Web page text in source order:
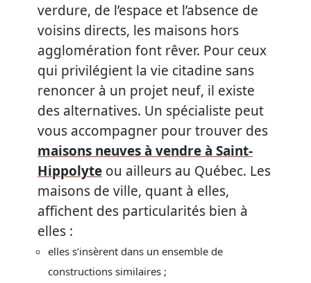
verdure, de l’espace et l’absence de
voisins directs, les maisons hors
agglomération font rêver. Pour ceux
qui privilégient la vie citadine sans
renoncer à un projet neuf, il existe
des alternatives. Un spécialiste peut
vous accompagner pour trouver des
maisons neuves à vendre à Saint-
Hippolyte ou ailleurs au Québec. Les
maisons de ville, quant à elles,
affichent des particularités bien à
elles :
elles s’insèrent dans un ensemble de
constructions similaires ;